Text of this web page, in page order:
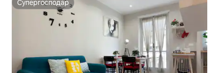
Супергосподар
Супергосподар